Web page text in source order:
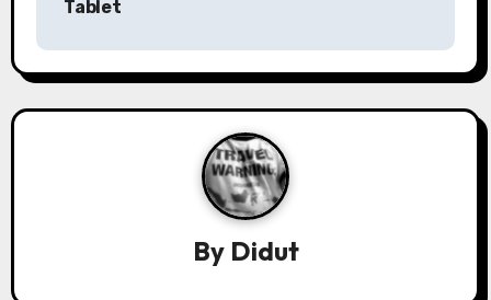
n
a
Tablet
By Didut